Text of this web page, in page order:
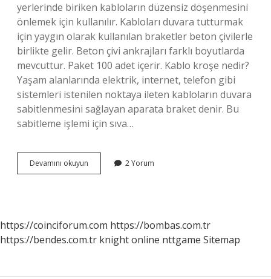
yerlerinde biriken kabloların düzensiz döşenmesini
önlemek için kullanılır. Kabloları duvara tutturmak
için yaygın olarak kullanılan braketler beton çivilerle
birlikte gelir. Beton çivi ankrajları farklı boyutlarda
mevcuttur. Paket 100 adet içerir. Kablo kroşe nedir?
Yaşam alanlarında elektrik, internet, telefon gibi
sistemleri istenilen noktaya ileten kabloların duvara
sabitlenmesini sağlayan aparata braket denir. Bu
sabitleme işlemi için sıva…
Devamını okuyun
Çeşit
2 Yorum
https://coinciforum.com https://bombas.com.tr
https://bendes.com.tr knight online nttgame Sitemap